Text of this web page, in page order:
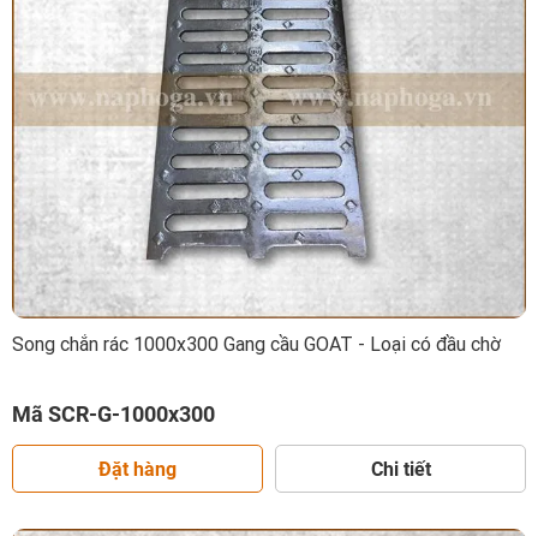
Song chắn rác 1000x300 Gang cầu GOAT - Loại có đầu chờ
Mã SCR-G-1000x300
Đặt hàng Chi tiết